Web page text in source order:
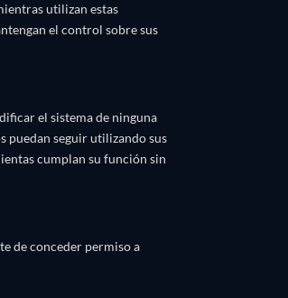
utilizan estas
el control sobre sus
el sistema de ninguna
puedan seguir utilizando sus
cumplan su función sin
de conceder permiso a